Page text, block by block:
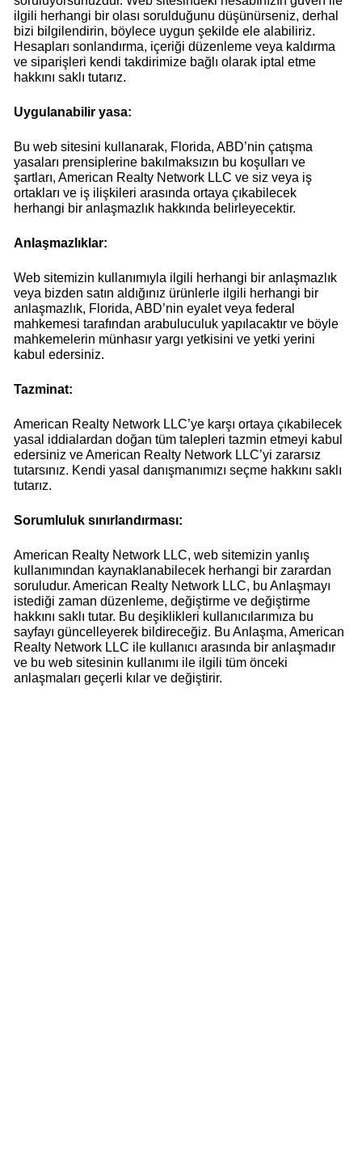
ilgili herhangi bir olası sorulduğunu düşünürseniz, derhal
bizi bilgilendirin, böylece uygun şekilde ele alabiliriz.
Hesapları sonlandırma, içeriği düzenleme veya kaldırma
ve siparişleri kendi takdirimize bağlı olarak iptal etme
hakkını saklı tutarız.
Uygulanabilir yasa:
Bu web sitesini kullanarak, Florida, ABD’nin çatışma
yasaları prensiplerine bakılmaksızın bu koşulları ve
şartları, American Realty Network LLC ve siz veya iş
ortakları ve iş ilişkileri arasında ortaya çıkabilecek
herhangi bir anlaşmazlık hakkında belirleyecektir.
Anlaşmazlıklar:
Web sitemizin kullanımıyla ilgili herhangi bir anlaşmazlık
veya bizden satın aldığınız ürünlerle ilgili herhangi bir
anlaşmazlık, Florida, ABD’nin eyalet veya federal
mahkemesi tarafından arabuluculuk yapılacaktır ve böyle
mahkemelerin münhasır yargı yetkisini ve yetki yerini
kabul edersiniz.
Tazminat:
American Realty Network LLC’ye karşı ortaya çıkabilecek
yasal iddialardan doğan tüm talepleri tazmin etmeyi kabul
edersiniz ve American Realty Network LLC’yi zararsız
tutarsınız. Kendi yasal danışmanımızı seçme hakkını saklı
tutarız.
Sorumluluk sınırlandırması:
American Realty Network LLC, web sitemizin yanlış
kullanımından kaynaklanabilecek herhangi bir zarardan
soruludur. American Realty Network LLC, bu Anlaşmayı
istediği zaman düzenleme, değiştirme ve değiştirme
hakkını saklı tutar. Bu deşiklikleri kullanıcılarımıza bu
sayfayı güncelleyerek bildireceğiz. Bu Anlaşma, American
Realty Network LLC ile kullanıcı arasında bir anlaşmadır
ve bu web sitesinin kullanımı ile ilgili tüm önceki
anlaşmaları geçerli kılar ve değiştirir.